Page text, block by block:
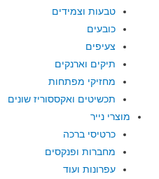
טבעות וצמידים
כובעים
צעיפים
תיקים וארנקים
מחזיקי מפתחות
תכשיטים ואקססוריז שונים
מוצרי נייר
כרטיסי ברכה
מחברות ופנקסים
עפרונות ועוד